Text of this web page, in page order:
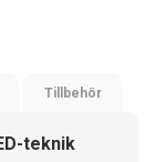
Tillbehör
teknik